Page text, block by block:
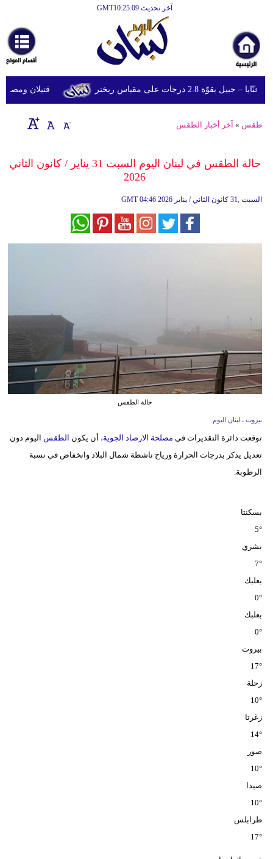
آخر تحديث GMT10:25:09
أخبارعاجلة
رياضة
ثقافة
إقتصاد
وموسيقى
أخبار
إعلام
تعليم
أزياء
إسلامية
قتيلان ومصابون جراء 14 غارة إسرائيلية على 2.8 درجات على مقياس ريختر
طقس » آخر أخبار الطقس
حالة الطقس في لبنان اليوم السبت 31 يناير / كانون الثاني
2026
GMT 04:46 2026 السبت ,31 كانون الثاني / يناير
حالة الطقس
بيروت ـ لبنان اليوم
توقعت دائرة التقديرات في مصلحة الارصاد الجوية، أن يكون الطقس اليوم دون
تعديل يذكر بدرجات الحرارة ورياح ناشطة شمال البلاد وانخفاض في نسبة
الرطوبة.
بسكنتا
5°
بشري
7°
بعلبك
0°
بعلبك
0°
بيروت
17°
زحلة
10°
زغرتا
14°
صور
10°
صيدا
10°
طرابلس
17°